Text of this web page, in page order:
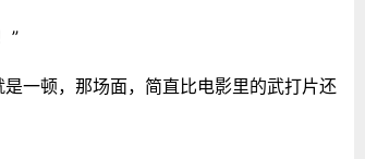
”
一顿，那场面，简直比电影里的武打片还